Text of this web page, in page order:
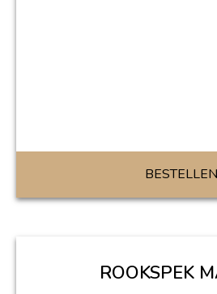
BESTELLEN
ROOKSPEK